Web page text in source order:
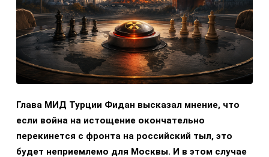
Глава МИД Турции Фидан высказал мнение, что
если война на истощение окончательно
перекинется с фронта на российский тыл, это
будет неприемлемо для Москвы. И в этом случае